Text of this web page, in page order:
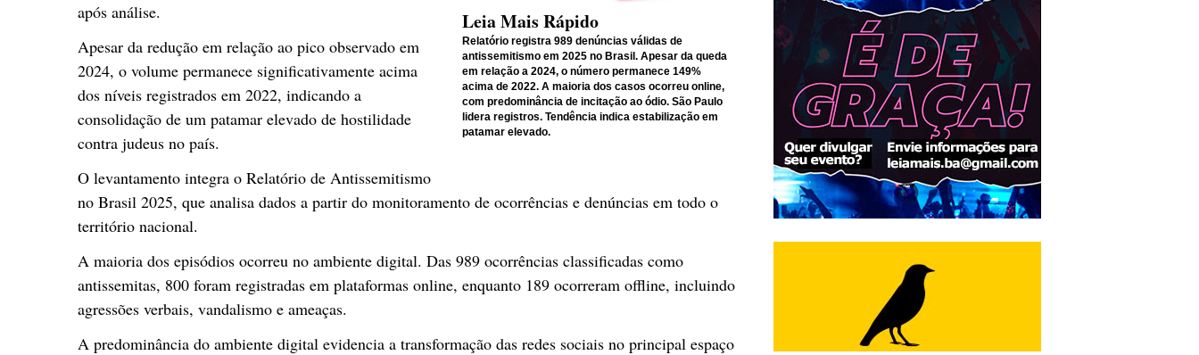
Leia Mais Rápido
Relatório registra 989 denúncias válidas de
antissemitismo em 2025 no Brasil. Apesar da queda
em relação a 2024, o número permanece 149%
acima de 2022. A maioria dos casos ocorreu online,
com predominância de incitação ao ódio. São Paulo
lidera registros. Tendência indica estabilização em
patamar elevado.
após análise.
Apesar da redução em relação ao pico observado em
2024, o volume permanece significativamente acima
dos níveis registrados em 2022, indicando a
consolidação de um patamar elevado de hostilidade
contra judeus no país.
O levantamento integra o Relatório de Antissemitismo
no Brasil 2025, que analisa dados a partir do monitoramento de ocorrências e denúncias em todo o
território nacional.
A maioria dos episódios ocorreu no ambiente digital. Das 989 ocorrências classificadas como
antissemitas, 800 foram registradas em plataformas online, enquanto 189 ocorreram offline, incluindo
agressões verbais, vandalismo e ameaças.
A predominância do ambiente digital evidencia a transformação das redes sociais no principal espaço